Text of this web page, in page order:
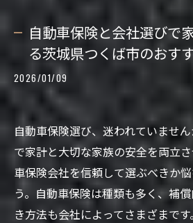
自動車保険と会社選びで
る茨城県つくば市のおす
2026/01/09
自動車保険選び、迷われていませ
で家計と大切な家族の安全を両立
車保険会社を信頼して選ぶべきか
う。自動車保険は種類も多く、補
き方法も会社によってさまざまで